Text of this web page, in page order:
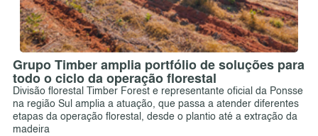
Grupo Timber amplia portfólio de soluções para
todo o ciclo da operação florestal
Divisão florestal Timber Forest e representante oficial da Ponsse
na região Sul amplia a atuação, que passa a atender diferentes
etapas da operação florestal, desde o plantio até a extração da
madeira